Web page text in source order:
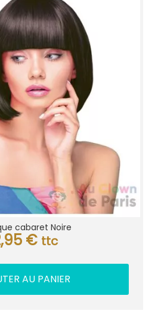
cabaret Noire
€ ttc
AU PANIER